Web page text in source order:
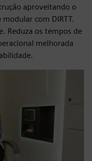
aproveitando o
com DIRTT.
Reduza os tempos de
melhorada